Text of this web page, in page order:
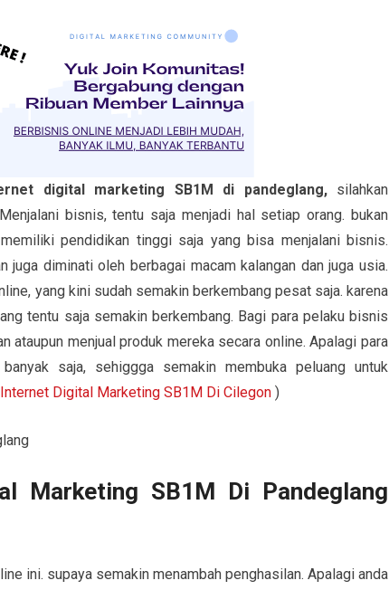
digital marketing SB1M di pandeglang,silahkan
bisnis, tentu saja menjadi hal setiap orang. bukan
pendidikan tinggi saja yang bisa menjalani bisnis.
diminati oleh berbagai macam kalangan dan juga usia.
yang kini sudah semakin berkembang pesat saja. karena
tentu saja semakin berkembang. Bagi para pelaku bisnis
ataupun menjual produk mereka secara online. Apalagi para
saja, sehiggga semakin membuka peluang untuk
Digital Marketing SB1M Di Cilegon )
Marketing SB1M Di Pandeglang
ini. supaya semakin menambah penghasilan. Apalagi anda